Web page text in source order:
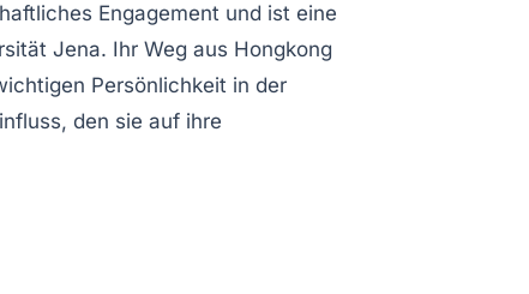
Engagement und ist eine
Jena. Ihr Weg aus Hongkong
Persönlichkeit in der
den sie auf ihre